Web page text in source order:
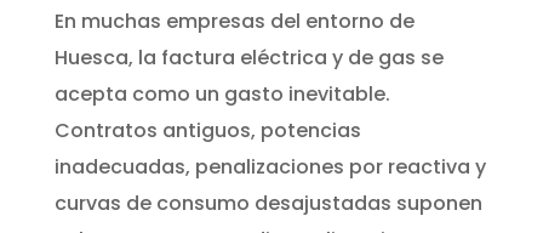
En muchas empresas del entorno de
Huesca, la factura eléctrica y de gas se
acepta como un gasto inevitable.
Contratos antiguos, potencias
inadecuadas, penalizaciones por reactiva y
curvas de consumo desajustadas suponen